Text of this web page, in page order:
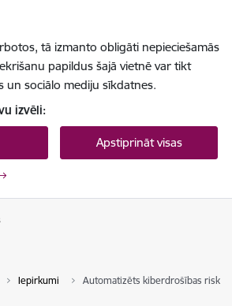
tā izmanto obligāti nepieciešamās
papildus šajā vietnē var tikt
un sociālo mediju sīkdatnes.
izvēli:
Apstiprināt visas
Iepirkumi Automatizēts kiberdrošības risku